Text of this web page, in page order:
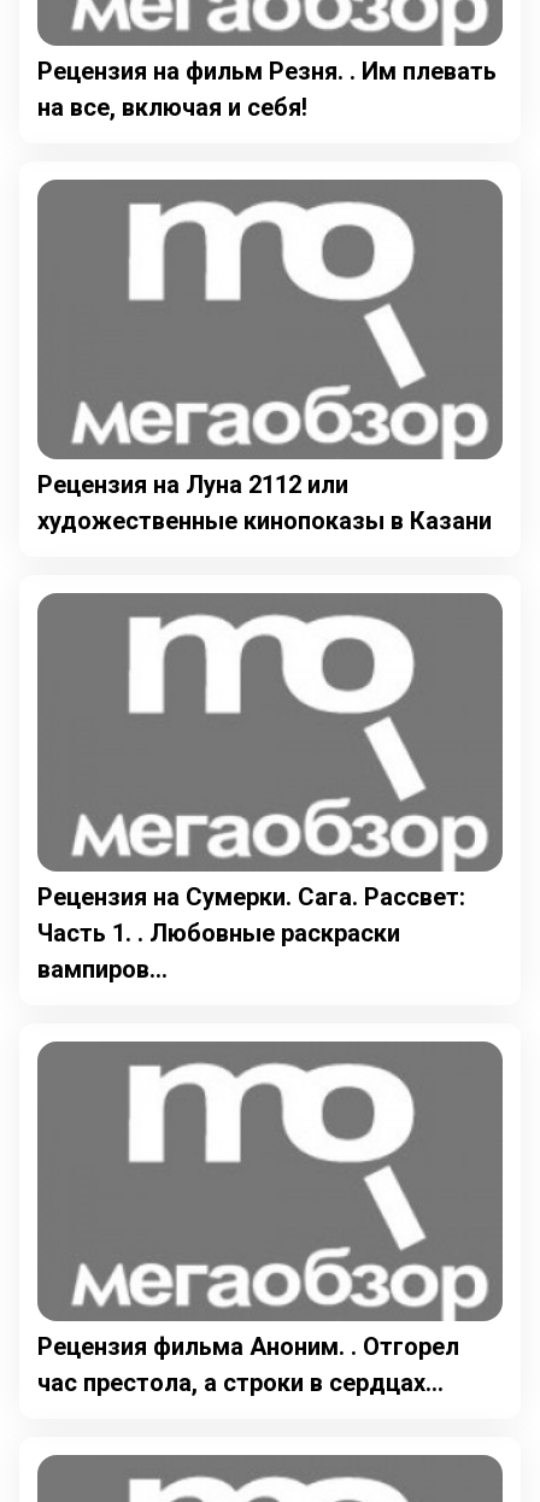
Рецензия на фильм Резня. . Им плевать
на все, включая и себя!
Рецензия на Луна 2112 или
художественные кинопоказы в Казани
Рецензия на Сумерки. Сага. Рассвет:
Часть 1. . Любовные раскраски
вампиров...
Рецензия фильма Аноним. . Отгорел
час престола, а строки в сердцах...